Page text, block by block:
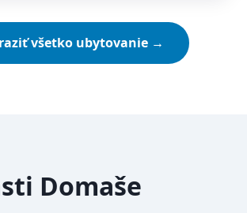
všetko ubytovanie →
Domaše